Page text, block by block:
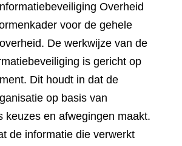
Overheid
voor de gehele
De werkwijze van de
is gericht op
Dit houdt in dat de
op basis van
keuzes en afwegingen maakt.
de informatie die verwerkt